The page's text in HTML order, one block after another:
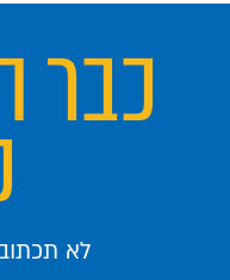
כבר
לא